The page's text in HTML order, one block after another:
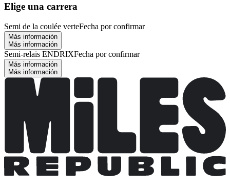
Elige una carrera
Semi de la coulée verteFecha por confirmar
Más información
Más información
Semi-relais ENDRIXFecha por confirmar
Más información
Más información